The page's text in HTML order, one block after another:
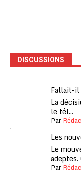
DISCUSSIONS
Fallait-il
La
le tél...
Par
Les
Le
adeptes.
Par